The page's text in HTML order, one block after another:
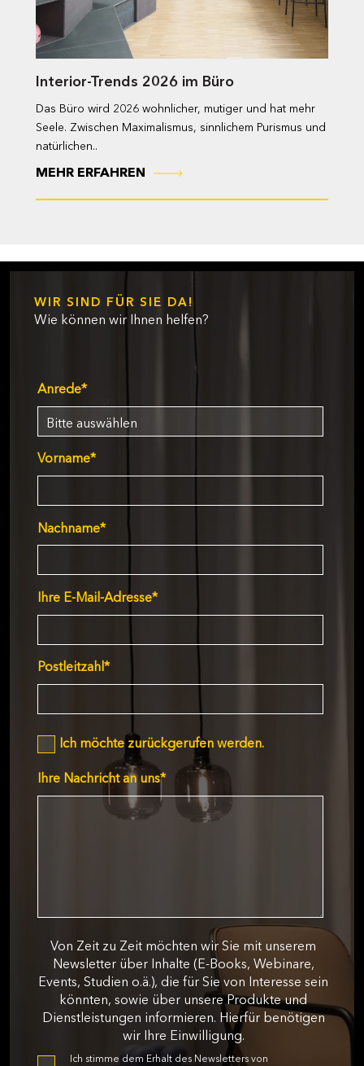
Interior-Trends 2026 im Büro
Das Büro wird 2026 wohnlicher, mutiger und hat mehr
Seele. Zwischen Maximalismus, sinnlichem Purismus und
natürlichen..
MEHR ERFAHREN
WIR SIND FÜR SIE DA!
Wie können wir Ihnen helfen?
Anrede*
Vorname*
Nachname*
Ihre E-Mail-Adresse*
Postleitzahl *
Ich möchte zurückgerufen werden.
Ihre Nachricht an uns*
Von Zeit zu Zeit möchten wir Sie mit unserem
Newsletter über Inhalte (E-Books, Webinare,
Events, Studien o.ä.), die für Sie von Interesse sein
könnten, sowie über unsere Produkte und
Dienstleistungen informieren. Hierfür benötigen
wir Ihre Einwilligung.
Ich stimme dem Erhalt des Newsletters von